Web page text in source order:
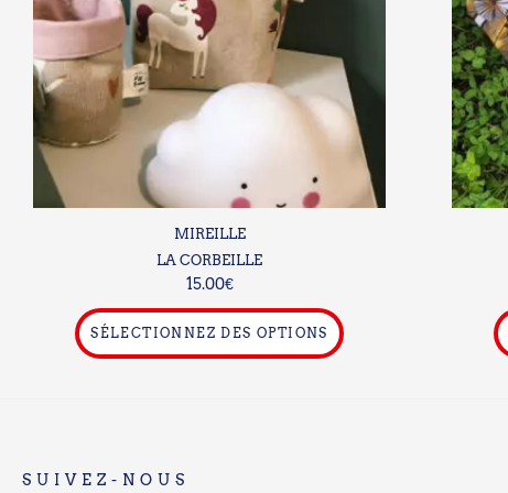
MIREILLE
LA CORBEILLE
15.00€
SÉLECTIONNEZ DES OPTIONS
être
choisies
sur
page
du
SUIVEZ-NOUS